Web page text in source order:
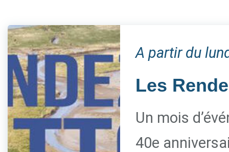
A partir du
Les
Un mois
40e